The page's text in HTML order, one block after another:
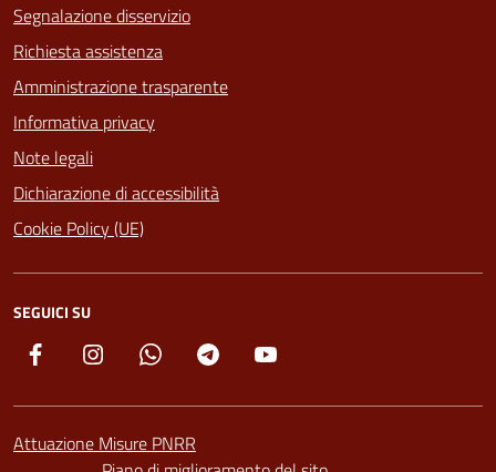
Segnalazione disservizio
Richiesta assistenza
Amministrazione trasparente
Informativa privacy
Note legali
Dichiarazione di accessibilità
Cookie Policy (UE)
SEGUICI SU
Facebook Instagram Whatsapp Telegram
Attuazione Misure PNRR